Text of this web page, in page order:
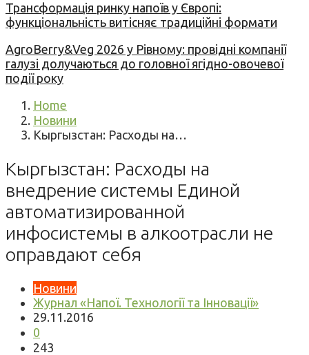
Трансформація ринку напоїв у Європі:
функціональність витісняє традиційні формати
AgroBerry&Veg 2026 у Рівному: провідні компанії
галузі долучаються до головної ягідно-овочевої
події року
Home
Новини
Кыргызстан: Расходы на…
Кыргызстан: Расходы на
внедрение системы Единой
автоматизированной
инфосистемы в алкоотрасли не
оправдают себя
Новини
Журнал «Напої. Технології та Інновації»
29.11.2016
0
243